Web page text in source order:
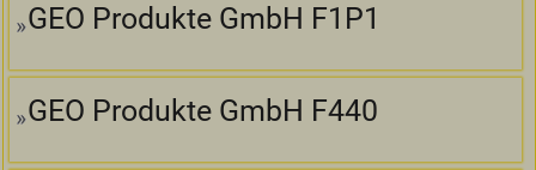
GEO Produkte GmbH F1P1
GEO Produkte GmbH F440